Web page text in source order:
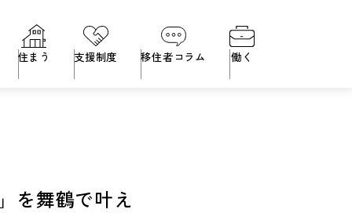
住まう 支援制度 移住者コラム 働く
を舞鶴で叶え